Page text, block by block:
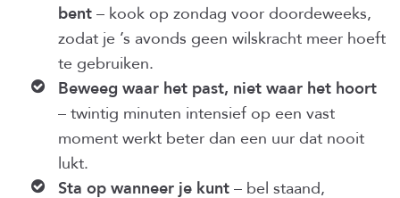
bent – kook op zondag voor doordeweeks,
zodat je ’s avonds geen wilskracht meer hoeft
te gebruiken.
Beweeg waar het past, niet waar het hoort
– twintig minuten intensief op een vast
moment werkt beter dan een uur dat nooit
lukt.
Sta op wanneer je kunt – bel staand,